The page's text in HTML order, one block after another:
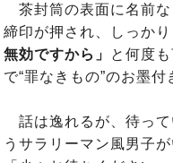
茶封筒の表面に名前な
締印が押され、しっかり
無効ですから」
と何度
で“罪なきもの”のお墨付
話は逸れるが、待って
うサラリーマン風男子